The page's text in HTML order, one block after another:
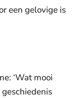
een gelovige is
‘Wat mooi